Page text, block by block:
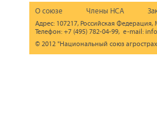
О союзе Члены НСА
Адрес: 107217, Российская Федерация,
Телефон: +7 (495) 782-04-99, e-mail:
© 2012 "Национальный союз